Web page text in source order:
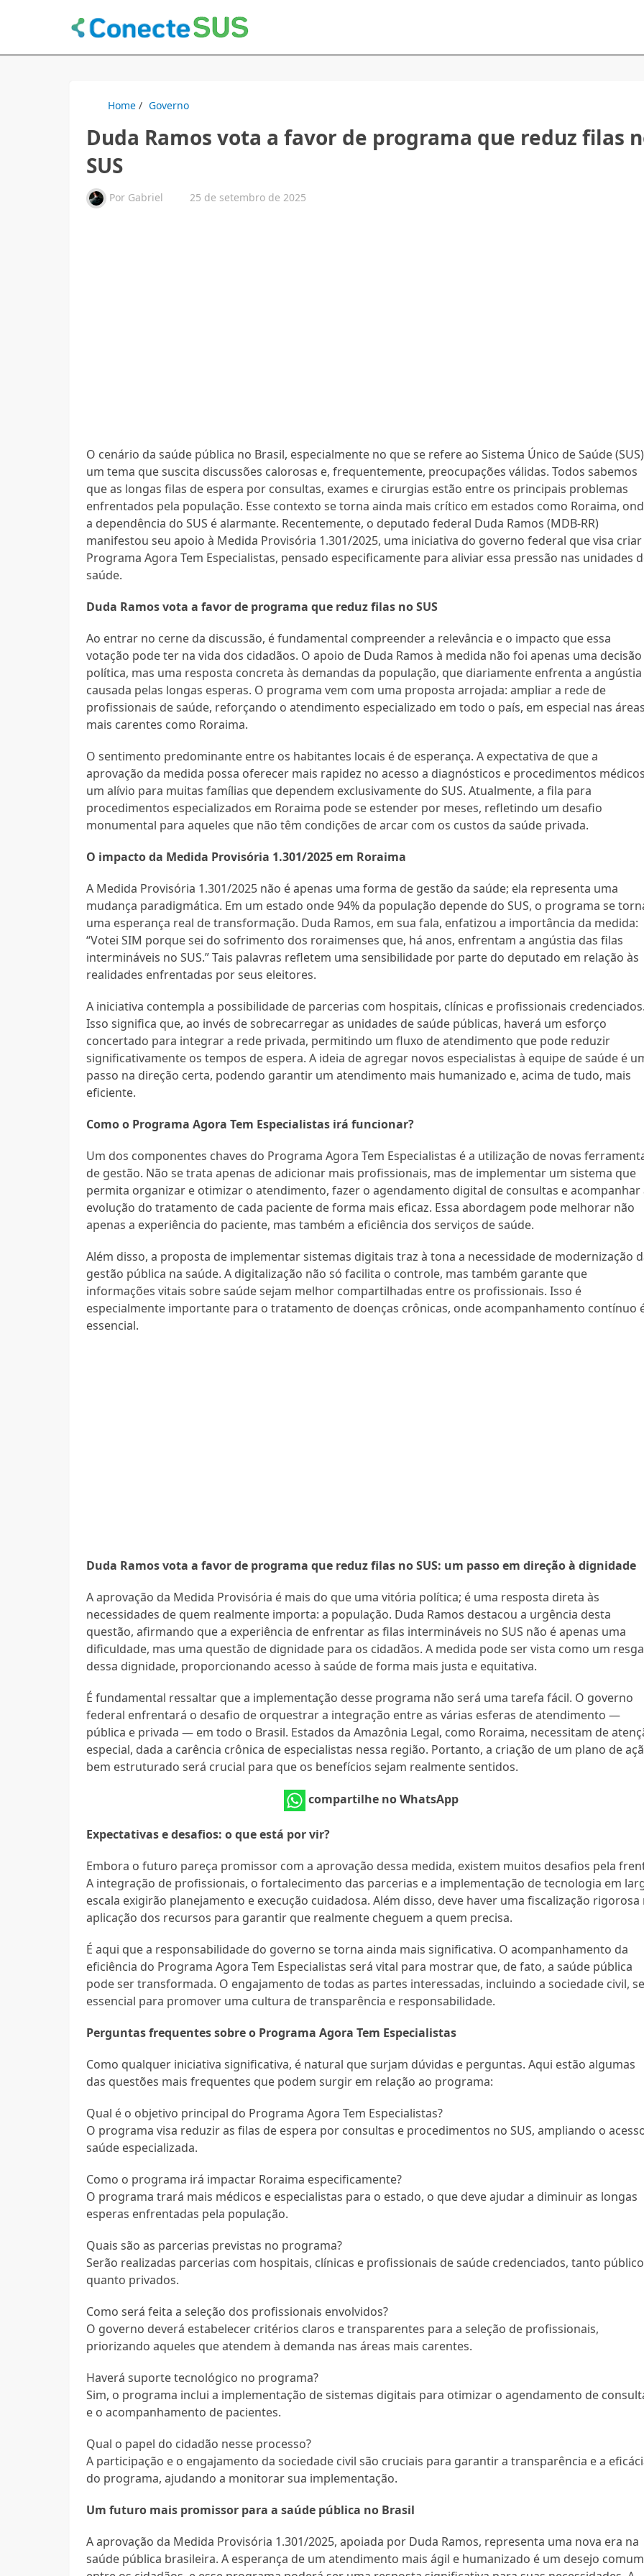
Home / Governo
Duda Ramos vota a favor de programa que reduz filas
SUS
Por Gabriel 25 de setembro de 2025
O cenário da saúde pública no Brasil, especialmente no que se refere ao Sistema Único de Saúde
um tema que suscita discussões calorosas e, frequentemente, preocupações válidas. Todos sabemos
que as longas filas de espera por consultas, exames e cirurgias estão entre os principais problemas
enfrentados pela população. Esse contexto se torna ainda mais crítico em estados como Roraima,
a dependência do SUS é alarmante. Recentemente, o deputado federal Duda Ramos (MDB-RR)
manifestou seu apoio à Medida Provisória 1.301/2025, uma iniciativa do governo federal que visa
Programa Agora Tem Especialistas, pensado especificamente para aliviar essa pressão nas unidades
saúde.
Duda Ramos vota a favor de programa que reduz filas no SUS
Ao entrar no cerne da discussão, é fundamental compreender a relevância e o impacto que essa
votação pode ter na vida dos cidadãos. O apoio de Duda Ramos à medida não foi apenas uma decisão
política, mas uma resposta concreta às demandas da população, que diariamente enfrenta a angústia
causada pelas longas esperas. O programa vem com uma proposta arrojada: ampliar a rede de
profissionais de saúde, reforçando o atendimento especializado em todo o país, em especial nas
mais carentes como Roraima.
O sentimento predominante entre os habitantes locais é de esperança. A expectativa de que a
aprovação da medida possa oferecer mais rapidez no acesso a diagnósticos e procedimentos
um alívio para muitas famílias que dependem exclusivamente do SUS. Atualmente, a fila para
procedimentos especializados em Roraima pode se estender por meses, refletindo um desafio
monumental para aqueles que não têm condições de arcar com os custos da saúde privada.
O impacto da Medida Provisória 1.301/2025 em Roraima
A Medida Provisória 1.301/2025 não é apenas uma forma de gestão da saúde; ela representa uma
mudança paradigmática. Em um estado onde 94% da população depende do SUS, o programa se
uma esperança real de transformação. Duda Ramos, em sua fala, enfatizou a importância da medida:
“Votei SIM porque sei do sofrimento dos roraimenses que, há anos, enfrentam a angústia das filas
intermináveis no SUS.” Tais palavras refletem uma sensibilidade por parte do deputado em relação às
realidades enfrentadas por seus eleitores.
A iniciativa contempla a possibilidade de parcerias com hospitais, clínicas e profissionais
Isso significa que, ao invés de sobrecarregar as unidades de saúde públicas, haverá um esforço
concertado para integrar a rede privada, permitindo um fluxo de atendimento que pode reduzir
significativamente os tempos de espera. A ideia de agregar novos especialistas à equipe de saúde é
passo na direção certa, podendo garantir um atendimento mais humanizado e, acima de tudo, mais
eficiente.
Como o Programa Agora Tem Especialistas irá funcionar?
Um dos componentes chaves do Programa Agora Tem Especialistas é a utilização de novas
de gestão. Não se trata apenas de adicionar mais profissionais, mas de implementar um sistema que
permita organizar e otimizar o atendimento, fazer o agendamento digital de consultas e acompanhar
evolução do tratamento de cada paciente de forma mais eficaz. Essa abordagem pode melhorar não
apenas a experiência do paciente, mas também a eficiência dos serviços de saúde.
Além disso, a proposta de implementar sistemas digitais traz à tona a necessidade de modernização
gestão pública na saúde. A digitalização não só facilita o controle, mas também garante que
informações vitais sobre saúde sejam melhor compartilhadas entre os profissionais. Isso é
especialmente importante para o tratamento de doenças crônicas, onde acompanhamento contínuo
essencial.
Duda Ramos vota a favor de programa que reduz filas no SUS: um passo em direção à dignidade
A aprovação da Medida Provisória é mais do que uma vitória política; é uma resposta direta às
necessidades de quem realmente importa: a população. Duda Ramos destacou a urgência desta
questão, afirmando que a experiência de enfrentar as filas intermináveis no SUS não é apenas uma
dificuldade, mas uma questão de dignidade para os cidadãos. A medida pode ser vista como um
dessa dignidade, proporcionando acesso à saúde de forma mais justa e equitativa.
É fundamental ressaltar que a implementação desse programa não será uma tarefa fácil. O governo
federal enfrentará o desafio de orquestrar a integração entre as várias esferas de atendimento —
pública e privada — em todo o Brasil. Estados da Amazônia Legal, como Roraima, necessitam de
especial, dada a carência crônica de especialistas nessa região. Portanto, a criação de um plano de
bem estruturado será crucial para que os benefícios sejam realmente sentidos.
compartilhe no WhatsApp
Expectativas e desafios: o que está por vir?
Embora o futuro pareça promissor com a aprovação dessa medida, existem muitos desafios pela
A integração de profissionais, o fortalecimento das parcerias e a implementação de tecnologia em
escala exigirão planejamento e execução cuidadosa. Além disso, deve haver uma fiscalização rigorosa
aplicação dos recursos para garantir que realmente cheguem a quem precisa.
É aqui que a responsabilidade do governo se torna ainda mais significativa. O acompanhamento da
eficiência do Programa Agora Tem Especialistas será vital para mostrar que, de fato, a saúde pública
pode ser transformada. O engajamento de todas as partes interessadas, incluindo a sociedade civil,
essencial para promover uma cultura de transparência e responsabilidade.
Perguntas frequentes sobre o Programa Agora Tem Especialistas
Como qualquer iniciativa significativa, é natural que surjam dúvidas e perguntas. Aqui estão algumas
das questões mais frequentes que podem surgir em relação ao programa:
Qual é o objetivo principal do Programa Agora Tem Especialistas?
O programa visa reduzir as filas de espera por consultas e procedimentos no SUS, ampliando o
saúde especializada.
Como o programa irá impactar Roraima especificamente?
O programa trará mais médicos e especialistas para o estado, o que deve ajudar a diminuir as longas
esperas enfrentadas pela população.
Quais são as parcerias previstas no programa?
Serão realizadas parcerias com hospitais, clínicas e profissionais de saúde credenciados, tanto
quanto privados.
Como será feita a seleção dos profissionais envolvidos?
O governo deverá estabelecer critérios claros e transparentes para a seleção de profissionais,
priorizando aqueles que atendem à demanda nas áreas mais carentes.
Haverá suporte tecnológico no programa?
Sim, o programa inclui a implementação de sistemas digitais para otimizar o agendamento de
e o acompanhamento de pacientes.
Qual o papel do cidadão nesse processo?
A participação e o engajamento da sociedade civil são cruciais para garantir a transparência e a
do programa, ajudando a monitorar sua implementação.
Um futuro mais promissor para a saúde pública no Brasil
A aprovação da Medida Provisória 1.301/2025, apoiada por Duda Ramos, representa uma nova era na
saúde pública brasileira. A esperança de um atendimento mais ágil e humanizado é um desejo comum